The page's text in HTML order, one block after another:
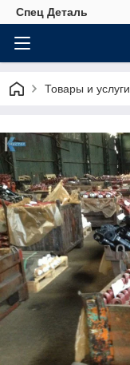
Спец Деталь
Товары и услуги